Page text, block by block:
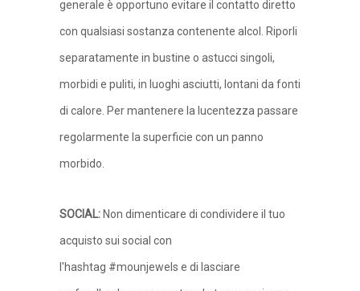
generale è opportuno evitare il contatto diretto
con qualsiasi sostanza contenente alcol. Riporli
separatamente in bustine o astucci singoli,
morbidi e puliti, in luoghi asciutti, lontani da fonti
di calore. Per mantenere la lucentezza passare
regolarmente la superficie con un panno
morbido.
SOCIAL: Non dimenticare di condividere il tuo
acquisto sui social con
l'hashtag #mounjewels e di lasciare